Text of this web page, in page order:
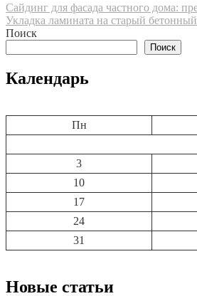
Навигация
по
Сайдинг для фасада частного дома:
Укладка ламината на старый
Поиск
Поиск
Календарь
Пн
3
10
17
24
31
Новые статьи